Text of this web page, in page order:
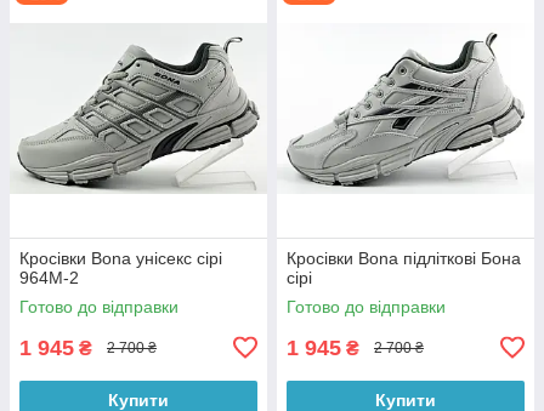
Кросівки Bona унісекс сірі
964M-2
Готово до відправки
1 945 ₴ 2 700 ₴
Купити
Кросівки Bona підліткові Бона
сірі
Готово до відправки
1 945 ₴ 2 700 ₴
Купити